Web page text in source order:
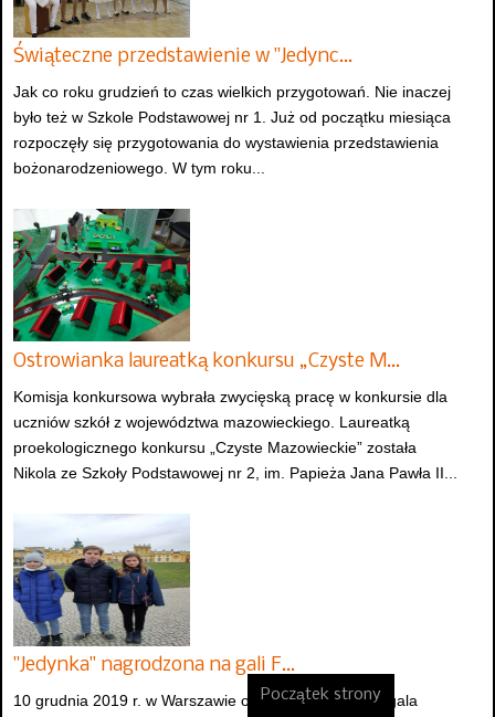
Świąteczne przedstawienie w "Jedync…
Jak co roku grudzień to czas wielkich przygotowań. Nie inaczej
było też w Szkole Podstawowej nr 1. Już od początku miesiąca
rozpoczęły się przygotowania do wystawienia przedstawienia
bożonarodzeniowego. W tym roku...
Ostrowianka laureatką konkursu „Czyste M…
Komisja konkursowa wybrała zwycięską pracę w konkursie dla
uczniów szkół z województwa mazowieckiego. Laureatką
proekologicznego konkursu „Czyste Mazowieckie” została
Nikola ze Szkoły Podstawowej nr 2, im. Papieża Jana Pawła II...
"Jedynka" nagrodzona na gali F…
10 grudnia 2019 r. w Warszawie odbyła się uroczysta gala
Początek strony